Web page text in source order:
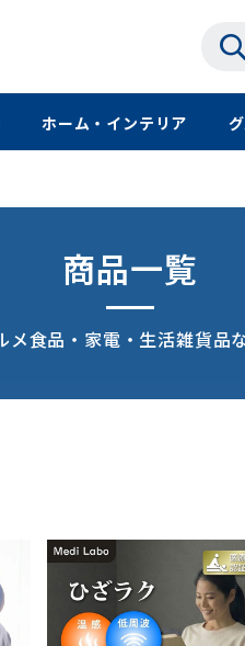
ホーム・インテリア
商品一覧
食品・家電・生活雑貨品